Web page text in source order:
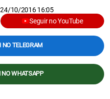
24/10/2016 16:05
Seguir no YouTube
TELEGRAM
WHATSAPP